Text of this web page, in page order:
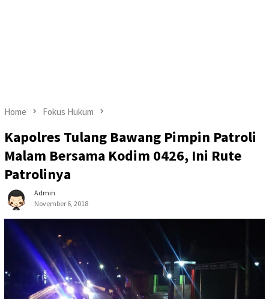
Home Fokus Hukum
Kapolres Tulang Bawang Pimpin Patroli
Malam Bersama Kodim 0426, Ini Rute
Patrolinya
Admin
November 6, 2018